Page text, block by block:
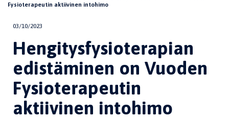
Fysioterapeutin aktiivinen intohimo
03/10/2023
Hengitysfysioterapian
edistäminen on Vuoden
Fysioterapeutin
aktiivinen intohimo